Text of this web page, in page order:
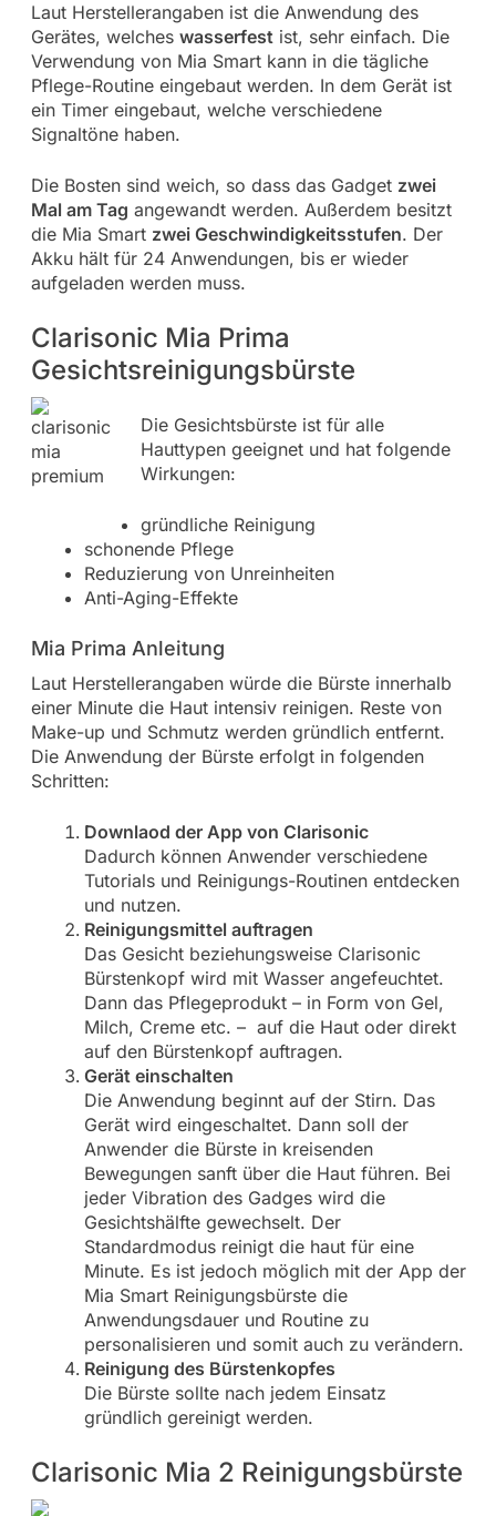
Laut Herstellerangaben ist die Anwendung des
Gerätes, welches wasserfestist, sehr einfach. Die
Verwendung von Mia Smart kann in die tägliche
Pflege-Routine eingebaut werden. In dem Gerät ist
ein Timer eingebaut, welche verschiedene
Signaltöne haben.
Die Bosten sind weich, so dass das Gadget zwei
Mal am Tag angewandt werden. Außerdem besitzt
die Mia Smart zwei Geschwindigkeitsstufen. Der
Akku hält für 24 Anwendungen, bis er wieder
aufgeladen werden muss.
Clarisonic Mia Prima
Gesichtsreinigungsbürste
Die Gesichtsbürste ist für alle
Hauttypen geeignet und hat folgende
Wirkungen:
gründliche Reinigung
schonende Pflege
Reduzierung von Unreinheiten
Anti-Aging-Effekte
Mia Prima Anleitung
Laut Herstellerangaben würde die Bürste innerhalb
einer Minute die Haut intensiv reinigen. Reste von
Make-up und Schmutz werden gründlich entfernt.
Die Anwendung der Bürste erfolgt in folgenden
Schritten:
Downlaod der App von Clarisonic
Dadurch können Anwender verschiedene
Tutorials und Reinigungs-Routinen entdecken
und nutzen.
Reinigungsmittel auftragen
Das Gesicht beziehungsweise Clarisonic
Bürstenkopf wird mit Wasser angefeuchtet.
Dann das Pflegeprodukt – in Form von Gel,
Milch, Creme etc. – auf die Haut oder direkt
auf den Bürstenkopf auftragen.
Gerät einschalten
Die Anwendung beginnt auf der Stirn. Das
Gerät wird eingeschaltet. Dann soll der
Anwender die Bürste in kreisenden
Bewegungen sanft über die Haut führen. Bei
jeder Vibration des Gadges wird die
Gesichtshälfte gewechselt. Der
Standardmodus reinigt die haut für eine
Minute. Es ist jedoch möglich mit der App der
Mia Smart Reinigungsbürste die
Anwendungsdauer und Routine zu
personalisieren und somit auch zu verändern.
Reinigung des Bürstenkopfes
Die Bürste sollte nach jedem Einsatz
gründlich gereinigt werden.
Clarisonic Mia 2 Reinigungsbürste